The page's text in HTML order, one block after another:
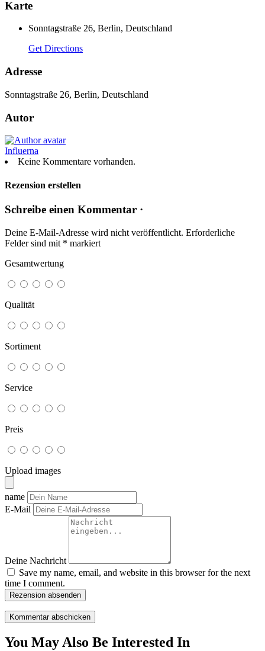
Karte
Sonntagstraße 26, Berlin, Deutschland
Get Directions
Adresse
Sonntagstraße 26, Berlin, Deutschland
Autor
Influerna
Keine Kommentare vorhanden.
Rezension erstellen
Schreibe einen Kommentar ·
Deine E-Mail-Adresse wird nicht veröffentlicht. Erforderliche
Felder sind mit * markiert
Gesamtwertung
Qualität
Sortiment
Service
Preis
Upload images
name
E-Mail
Deine Nachricht
Save my name, email, and website in this browser for the next
time I comment.
Rezension absenden
You May Also Be Interested In